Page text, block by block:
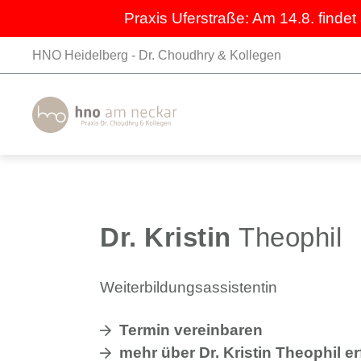
Praxis Uferstraße: Am 14.8.
HNO Heidelberg - Dr. Choudhry & Kollegen
Dr. Kristin Theophil
Weiterbildungsassistentin
Termin vereinbaren
mehr über Dr. Kristin Theophil